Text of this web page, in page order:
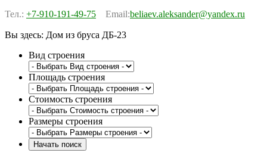
Тел.: +7-910-191-49-75 Email:beliaev.aleksander@yandex.ru
Вы здесь: Дом из бруса ДБ-23
Вид строения
Площадь строения
Стоимость строения
Размеры строения